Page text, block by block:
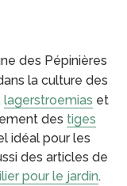
des Pépinières
la culture des
lagerstroemias et
des tiges
idéal pour les
des articles de
pour le jardin.